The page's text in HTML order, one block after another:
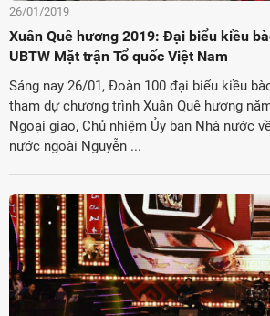
26/01/2019
Xuân Quê hương 2019: Đại biểu kiều
UBTW Mặt trận Tổ quốc Việt Nam
Sáng nay 26/01, Đoàn 100 đại biểu kiều
tham dự chương trình Xuân Quê hương
Ngoại giao, Chủ nhiệm Ủy ban Nhà nước
nước ngoài Nguyễn ...